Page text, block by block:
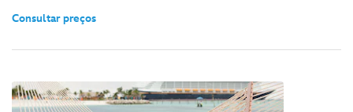
Consultar preços